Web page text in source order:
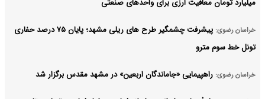
میلیارد تومان معافیت ارزی برای واحدهای صنعتی
خراسان رضوی:
پیشرفت چشمگیر طرح های ریلی مشهد؛ پایان ۷۵ درصد حفاری
تونل خط سوم مترو
خراسان رضوی: راهپیمایی «جاماندگان اربعین» در مشهد مقدس برگزار شد